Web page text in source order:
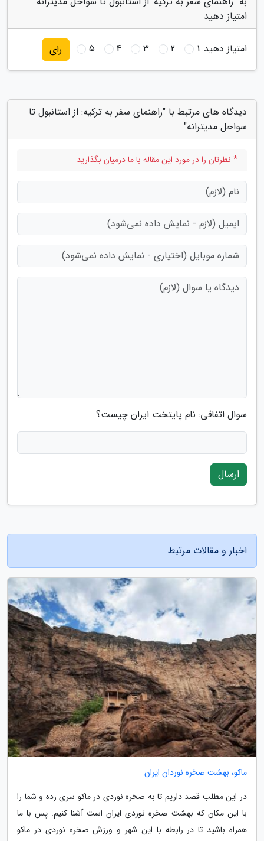
امتیاز دهید
امتیاز دهید:1
2
3
4
5 رای
دیدگاه های مرتبط با "راهنمای سفر به ترکیه: از استانبول تا
سواحل مدیترانه"
* نظرتان را در مورد این مقاله با ما درمیان بگذارید
سوال اتفاقی: نام پایتخت ایران چیست؟
ارسال
اخبار و مقالات مرتبط
ماکو، بهشت صخره نوردان ایران
در این مطلب قصد داریم تا به صخره نوردی در ماکو سری زده و شما را
با این مکان که بهشت صخره نوردی ایران است آشنا کنیم. پس با ما
همراه باشید تا در رابطه با این شهر و ورزش صخره نوردی در ماکو